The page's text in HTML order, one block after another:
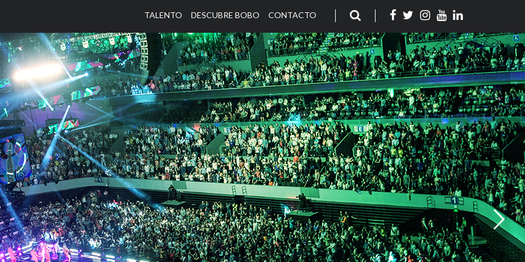
TALENTO DESCUBRE BOBO CONTACTO